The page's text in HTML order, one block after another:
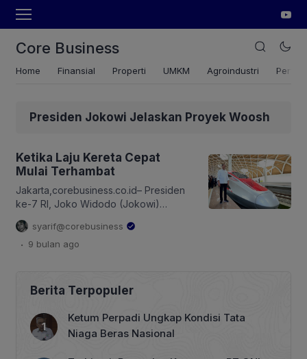
Core Business
Home Finansial Properti UMKM Agroindustri
Presiden Jokowi Jelaskan Proyek Woosh
Ketika Laju Kereta Cepat
Mulai Terhambat
Jakarta,corebusiness.co.id– Presiden
ke-7 RI, Joko Widodo (Jokowi)
menyatakan, prinsip dasar transportasi
massal seperti Kereta Cepat Jakarta-
Bandung (KCJB) atau Whoosh adalah
(KPK) sudah turun tangan, sedang
menyelidiki dugaan tindak pidana
korupsi proyek KCJB. Setelah
ditunggu-tunggu publik, Jokowi
akhirnya menjelaskan tujuan
syarif@corebusiness
. 9 bulan ago
Berita Terpopuler
Ketum Perpadi Ungkap Kondisi Tata
Niaga Beras Nasional